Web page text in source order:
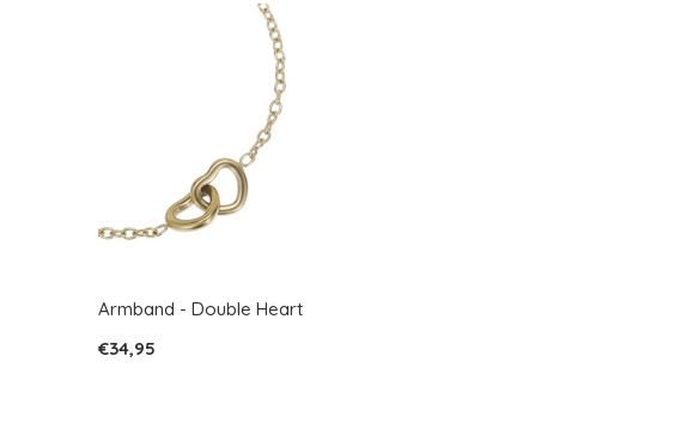
Armband - Double Heart
€34,95